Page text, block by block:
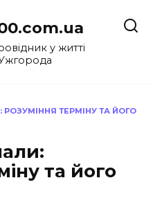
у житті
РОЗУМІННЯ ТЕРМІНУ ТА ЙОГО
та його